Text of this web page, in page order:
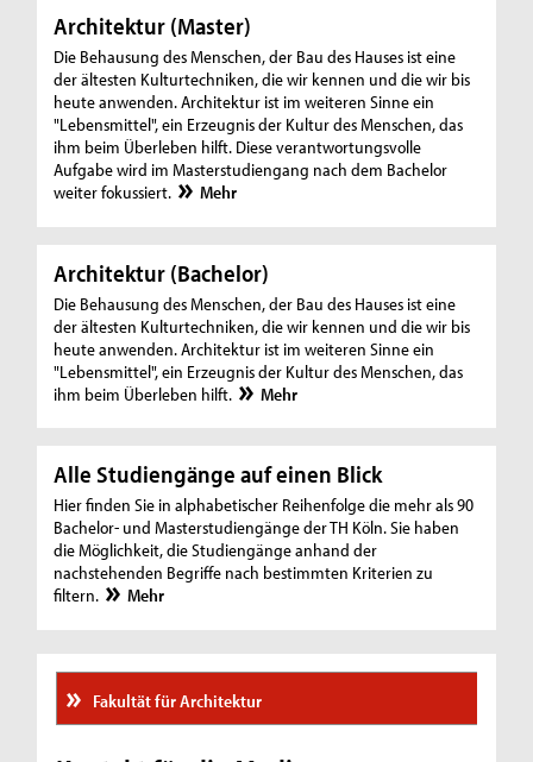
Architektur (Master)
Die Behausung des Menschen, der Bau des Hauses ist eine
der ältesten Kulturtechniken, die wir kennen und die wir bis
heute anwenden. Architektur ist im weiteren Sinne ein
"Lebensmittel", ein Erzeugnis der Kultur des Menschen, das
ihm beim Überleben hilft. Diese verantwortungsvolle
Aufgabe wird im Masterstudiengang nach dem Bachelor
weiter fokussiert.
Mehr
Architektur (Bachelor)
Die Behausung des Menschen, der Bau des Hauses ist eine
der ältesten Kulturtechniken, die wir kennen und die wir bis
heute anwenden. Architektur ist im weiteren Sinne ein
"Lebensmittel", ein Erzeugnis der Kultur des Menschen, das
ihm beim Überleben hilft.
Mehr
Alle Studiengänge auf einen Blick
Hier finden Sie in alphabetischer Reihenfolge die mehr als 90
Bachelor- und Masterstudiengänge der TH Köln. Sie haben
die Möglichkeit, die Studiengänge anhand der
nachstehenden Begriffe nach bestimmten Kriterien zu
filtern.
Mehr
Fakultät für Architektur